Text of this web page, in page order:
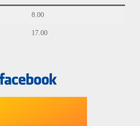
8.00
17.00